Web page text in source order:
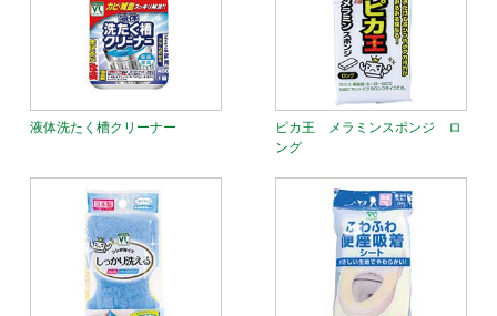
液体洗たく槽クリーナー
ピカ王 メラミンスポンジ ロ
ング